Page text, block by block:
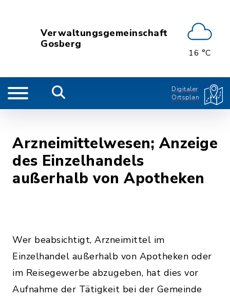
Verwaltungsgemeinschaft
Gosberg
16 °C
Digitaler
Ortsplan
Arzneimittelwesen; Anzeige
des Einzelhandels
außerhalb von Apotheken
Wer beabsichtigt, Arzneimittel im
Einzelhandel außerhalb von Apotheken oder
im Reisegewerbe abzugeben, hat dies vor
Aufnahme der Tätigkeit bei der Gemeinde